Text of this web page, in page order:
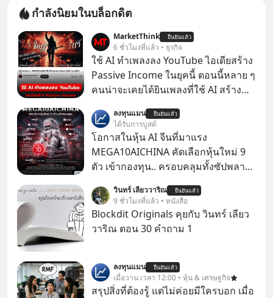
กำลังนิยมในบล็อกดิต
MarketThink ยืนยันแล้ว
6 ชั่วโมงที่แล้ว • ธุรกิจ
ใช้ AI ทำเพลงลง YouTube ไอเดียสร้าง
Passive Income ในยุคนี้ ตอนนี้หลาย ๆ
คนน่าจะเคยได้ยินเพลงที่ใช้ AI สร้าง
รู้ตัวเรา” จากช่องชื่อว่า UNHEARD
MUSIC ที่ตอนนี้มียอดรับชมกว่า 26
ล้านครั้งแล้ว
ลงทุนแมน ยืนยันแล้ว
ได้รับการบูสต์
โอกาสในหุ้น AI จีนที่มาแรง
MEGA10AICHINA คัดเลือกหุ้นใหม่ 9
ตัว เข้ากองทุน.. ครอบคลุมทั้งซัปพลาย
โปรโมชัน ลด 50% ค่าธรรมเนียมซื้อ |
ยอด 2 ล้านบาทขึ้นไป ฟรีค่าธรรมเนียม
ซื้อ
วินทร์ เลียววาริณ ยืนยันแล้ว
9 ชั่วโมงที่แล้ว • หนังสือ
Blockdit Originals คุยกับ วินทร์ เลียว
วาริณ ตอน 30 คำถาม 1
ลงทุนแมน ยืนยันแล้ว
เมื่อวาน เวลา 12:00 • หุ้น & เศรษฐกิจ
สรุปสิ่งที่ต้องรู้ แต่ไม่ค่อยมีใครบอก เมื่อ